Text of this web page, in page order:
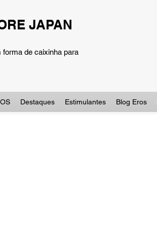
JAPAN
forma de caixinha para
Destaques Estimulantes Blog Eros